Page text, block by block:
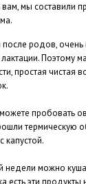
мы составили
родов,
Поэтому
простая чистая
пробовать
термическую
капустой.
недели можно